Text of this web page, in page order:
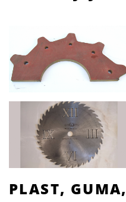
PLAST,